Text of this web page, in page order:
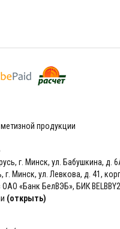
продукции
г. Минск, ул. Бабушкина, д.
Минск, ул. Левкова, д. 41,
ОАО «Банк БелВЭБ», БИК
(открыть)